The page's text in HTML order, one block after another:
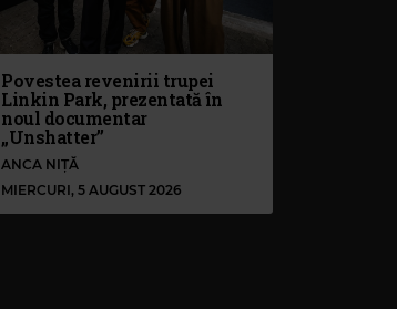
Povestea revenirii trupei
Linkin Park, prezentată în
noul documentar
„Unshatter”
ANCA NIȚĂ
MIERCURI, 5 AUGUST 2026